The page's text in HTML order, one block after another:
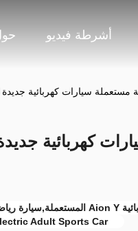
أشرطة فيديو
مستعملة سيارات كهربائية جديدة
كهربائية
Adult Sports Car